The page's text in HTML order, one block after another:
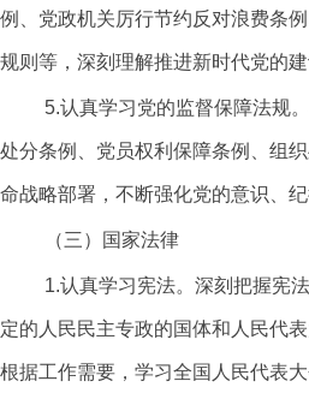
例、党政机关厉行节约反对浪费条
规则等，深刻理解推进新时代党的
5.认真学习党的监督保障法规
处分条例、党员权利保障条例、组
命战略部署，不断强化党的意识、纪
（三）国家法律
1.认真学习宪法。深刻把握宪
定的人民民主专政的国体和人民代
根据工作需要，学习全国人民代表